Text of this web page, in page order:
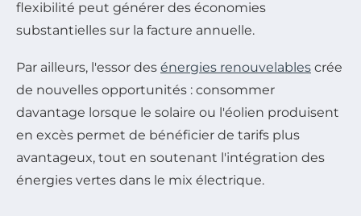
flexibilité peut générer des économies
substantielles sur la facture annuelle.
Par ailleurs, l'essor des énergies renouvelables crée
de nouvelles opportunités : consommer
davantage lorsque le solaire ou l'éolien produisent
en excès permet de bénéficier de tarifs plus
avantageux, tout en soutenant l'intégration des
énergies vertes dans le mix électrique.